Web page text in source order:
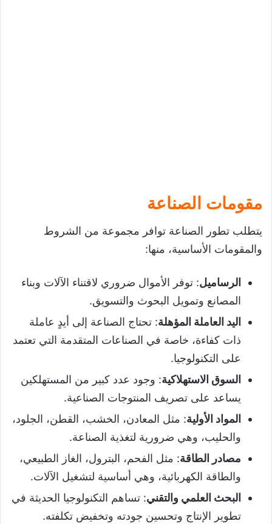
مقومات الصناعة
يتطلب تطور الصناعة توافر مجموعة من الشروط
والمقومات الأساسية، منها:
الرساميل: توفر الأموال ضروري لاقتناء الآلات وبناء
المصانع وتمويل البحوث والتسويق.
اليد العاملة المؤهلة: تحتاج الصناعة إلى أيدٍ عاملة
ذات كفاءة، خاصة في الصناعات المتقدمة التي تعتمد
على التكنولوجيا.
السوق الاستهلاكية: وجود عدد كبير من المستهلكين
يساعد على تصريف المنتوجات الصناعية.
المواد الأولية: مثل المعادن، الخشب، القطن، الجلود،
والحليب، وهي ضرورية لتغذية الصناعة.
مصادر الطاقة: مثل الفحم، البترول، الغاز الطبيعي،
والطاقة الكهربائية، وهي أساسية لتشغيل الآلات.
البحث العلمي والتقني: تساهم التكنولوجيا الحديثة في
تطوير الإنتاج وتحسين جودته وتخفيض تكلفته.